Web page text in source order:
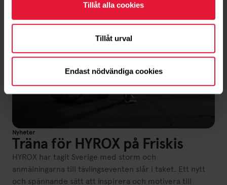
Tillåt alla cookies
Tillåt urval
Endast nödvändiga cookies
Nyheter
Träna för HYROX på Friskis
HYROX har tagit Sverige med storm och
anmälningarna till tävlingseventen slår i taket. Ett nytt
och spännande sätt att inspirera och motivera till